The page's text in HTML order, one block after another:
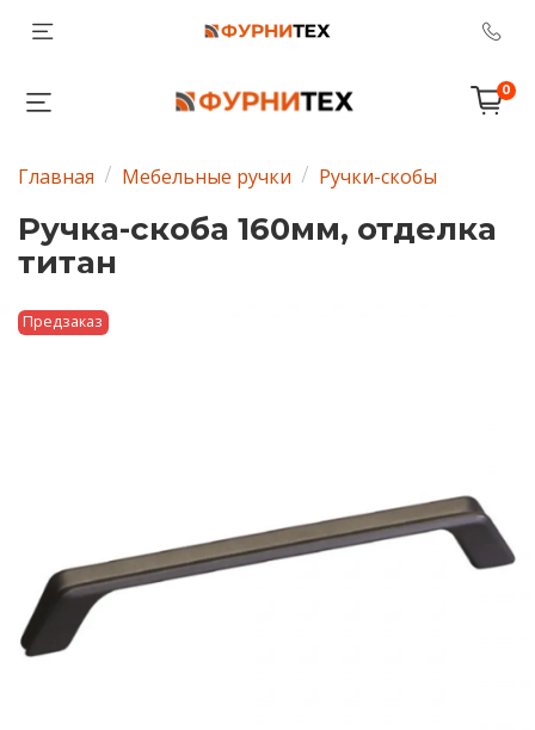
0
Главная Мебельные ручки Ручки-скобы
Ручка-скоба 160мм, отделка
титан
Предзаказ